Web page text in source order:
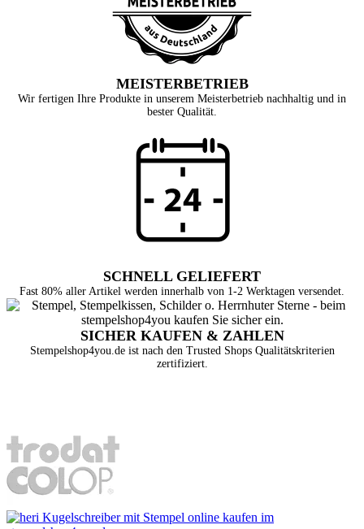
MEISTERBETRIEB
Wir fertigen Ihre Produkte in unserem Meisterbetrieb nachhaltig und in
bester Qualität.
SCHNELL GELIEFERT
Fast 80% aller Artikel werden innerhalb von 1-2 Werktagen versendet.
SICHER KAUFEN & ZAHLEN
Stempelshop4you.de ist nach den Trusted Shops Qualitätskriterien
zertifiziert.